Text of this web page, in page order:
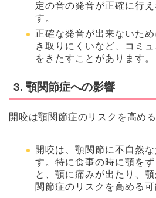
定の音の発音が正確に行
す。
正確な発音が出来ないた
き取りにくいなど、コミ
をきたすことがあります。
3. 顎関節症への影響
開咬は顎関節症のリスクを高め
開咬は、顎関節に不自然
す。特に食事の時に顎を
と、顎に痛みが出たり、
関節症のリスクを高める可